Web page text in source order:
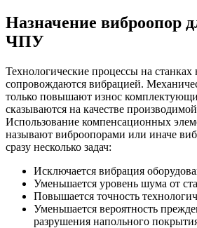
Назначение виброопор
ЧПУ
Технологические процессы на станках
сопровождаются вибрацией.
только повышают износ
сказываются на качестве
Использование компенсационных
называют виброопорами или иначе
сразу несколько задач:
Исключается вибрация
Уменьшается уровень шума от
Повышается точность
Уменьшается вероятность
разрушения напольного